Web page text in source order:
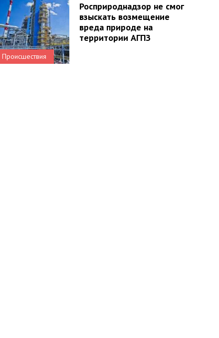
Происшествия
Росприроднадзор не смог
взыскать возмещение
вреда природе на
территории АГПЗ